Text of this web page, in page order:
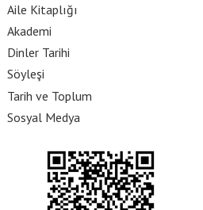
Aile Kitaplığı
Akademi
Dinler Tarihi
Söyleşi
Tarih ve Toplum
Sosyal Medya